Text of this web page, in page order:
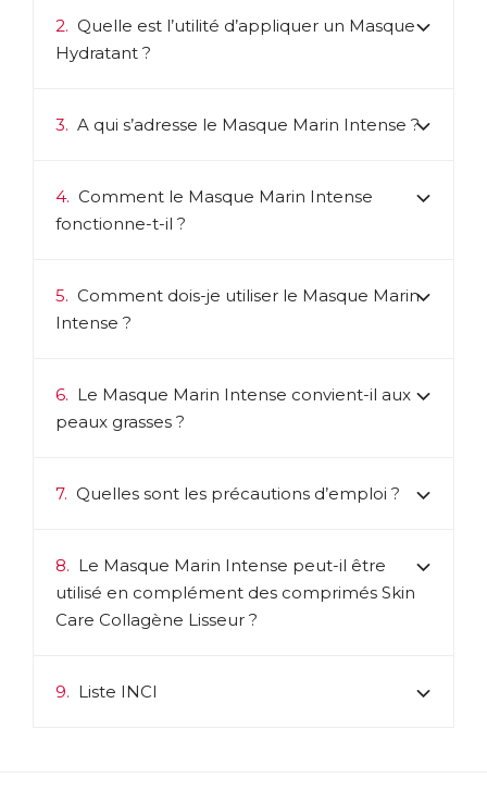
de maintenir l’élasticité et le volume d’une peau jeune.
Avec l’âge, sa quantité diminue et la peau perd son aspect
rebondi. En apportant de l’Acide hyaluronique hydrolysé («
cosmétique New Nordic maintient l’hydratation, la fermeté
et l’élasticité de la peau.
Conseils
ACL : 6320082
2. Quelle est l’utilité d’appliquer un Masque
Hydratant ?
3. A qui s’adresse le Masque Marin Intense ?
4. Comment le Masque Marin Intense
fonctionne-t-il ?
5. Comment dois-je utiliser le Masque Marin
Intense ?
6. Le Masque Marin Intense convient-il aux
peaux grasses ?
7. Quelles sont les précautions d’emploi ?
8. Le Masque Marin Intense peut-il être
utilisé en complément des comprimés Skin
Care Collagène Lisseur ?
9. Liste INCI